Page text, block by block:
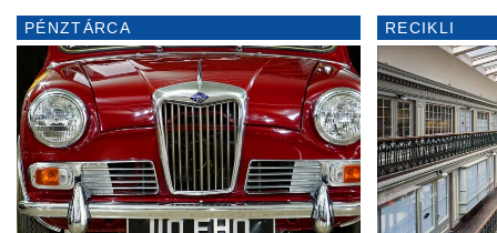
PÉNZTÁRCA RECIKLI